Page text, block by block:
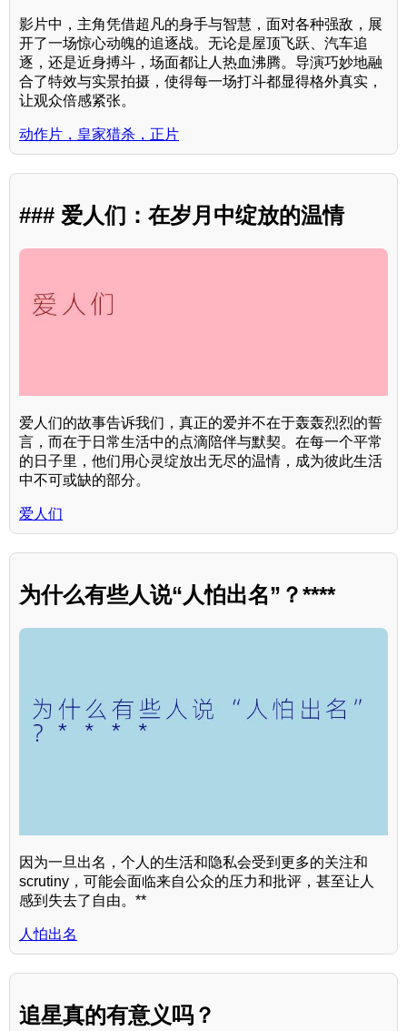
影片中，主角凭借超凡的身手与智慧，面对各种强敌，展
开了一场惊心动魄的追逐战。无论是屋顶飞跃、汽车追
逐，还是近身搏斗，场面都让人热血沸腾。导演巧妙地融
合了特效与实景拍摄，使得每一场打斗都显得格外真实，
让观众倍感紧张。
动作片，皇家猎杀，正片
### 爱人们：在岁月中绽放的温情
爱人们的故事告诉我们，真正的爱并不在于轰轰烈烈的誓
言，而在于日常生活中的点滴陪伴与默契。在每一个平常
的日子里，他们用心灵绽放出无尽的温情，成为彼此生活
中不可或缺的部分。
爱人们
为什么有些人说“人怕出名”？****
因为一旦出名，个人的生活和隐私会受到更多的关注和
scrutiny，可能会面临来自公众的压力和批评，甚至让人
感到失去了自由。**
人怕出名
追星真的有意义吗？